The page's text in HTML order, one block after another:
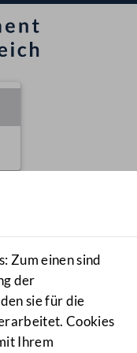
Zum einen sind
der
sie für die
Cookies
Ihrem